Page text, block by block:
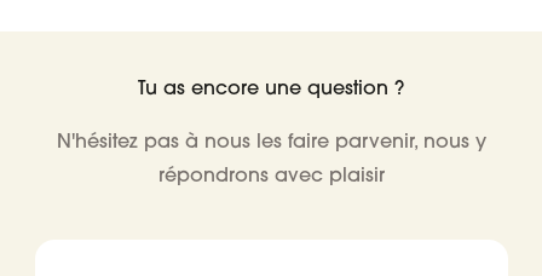
Tu as encore une question ?
N'hésitez pas à nous les faire parvenir, nous y
répondrons avec plaisir